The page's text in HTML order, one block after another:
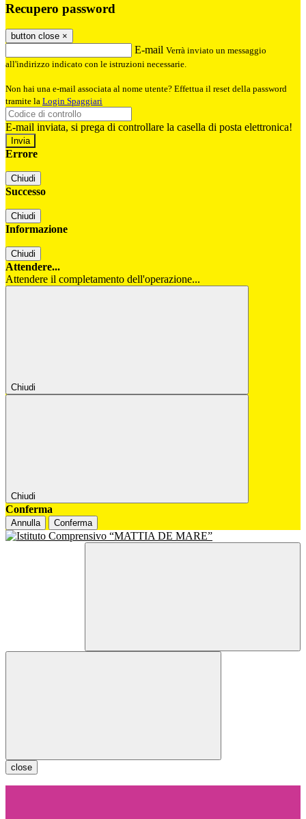
Recupero password
button close ×
E-mail Verrà inviato un messaggio
all'indirizzo indicato con le istruzioni necessarie.
Non hai una e-mail associata al nome utente? Effettua il reset della password
tramite la Login Spaggiari
E-mail inviata, si prega di controllare la casella di posta elettronica!
Errore
Chiudi
Successo
Chiudi
Informazione
Chiudi
Attendere...
Attendere il completamento dell'operazione...
Chiudi
Chiudi
Conferma
Annulla Conferma
close